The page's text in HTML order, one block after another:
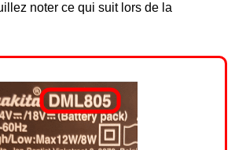
noter ce qui suit lors de la